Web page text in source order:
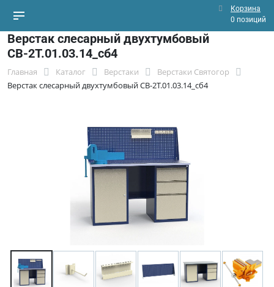
Корзина
0 позиций
Верстак слесарный двухтумбовый
СВ-2Т.01.03.14_сб4
Главная Каталог Верстаки
Верстаки Святогор
Верстак слесарный двухтумбовый СВ-2Т.01.03.14_сб4